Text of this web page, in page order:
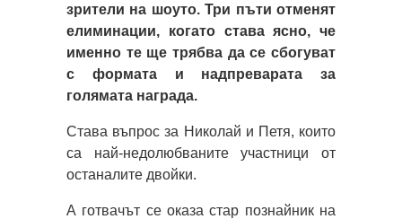
зрители на шоуто. Три пъти отменят
елиминации, когато става ясно, че
именно те ще трябва да се сбогуват
с формата и надпреварата за
голямата награда.
Става въпрос за Николай и Петя, които
са най-недолюбваните участници от
останалите двойки.
А готвачът се оказа стар познайник на